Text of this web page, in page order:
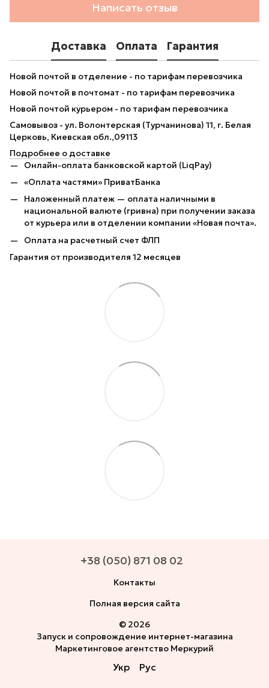
Написать отзыв
Доставка Оплата Гарантия
Новой почтой в отделение - по тарифам перевозчика
Новой почтой в почтомат - по тарифам перевозчика
Новой почтой курьером - по тарифам перевозчика
Самовывоз - ул. Волонтерская (Турчанинова) 11, г. Белая
Церковь, Киевская обл.,09113
Подробнее о доставке
Онлайн-оплата банковской картой (LiqPay)
«Оплата частями» ПриватБанка
Наложенный платеж — оплата наличными в
национальной валюте (гривна) при получении заказа
от курьера или в отделении компании «Новая почта».
Оплата на расчетный счет ФЛП
Гарантия от производителя 12 месяцев
+38 (050) 871 08 02
Контакты
Полная версия сайта
© 2026
Запуск и сопровождение интернет-магазина
Маркетинговое агентство Меркурий
Укр Рус